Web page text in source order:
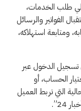
طلب الخدمات،
الفواتير والرسائل
ومتابعة استهلاكه،
تسجيل الدخول عبر
الحساب، أو
التي تربط العميل